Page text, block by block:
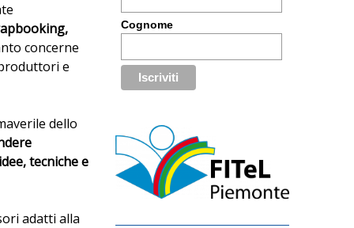
concerne
e
dello
tecniche e
adatti alla
Cognome